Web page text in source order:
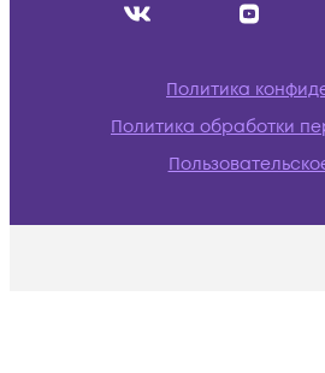
Политика
Политика обработки